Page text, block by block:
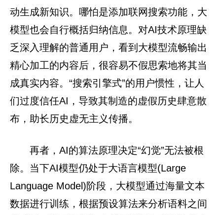
动生成新知识。哪怕是添加联网搜索功能，大
模型也会自行概括归纳信息。对AI技术原理缺
乏深入理解的普通用户，看到大模型流畅输出
精心加工的内容后，很容易不假思索地将其当
成真实内容。“搜索引擎式”的用户惯性，让人
们过度信任AI，导致其制造的虚假历史肆意散
布，助长历史虚无主义传播。
再者，AI的算法原理决定“幻觉”无法被根
除。当下AI模型仍处于大语言模型(Large
Language Model)阶段，大模型通过海量文本
数据进行训练，根据预设算法来分析语料之间